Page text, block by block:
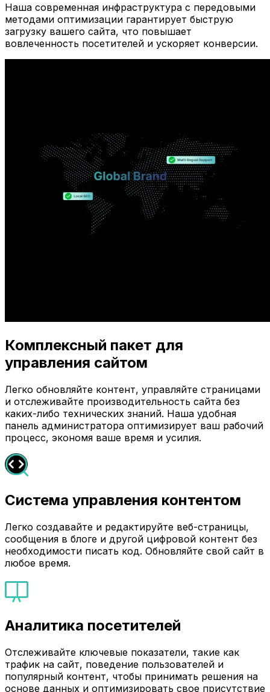
Наша современная инфраструктура с передовыми
методами оптимизации гарантирует быструю
загрузку вашего сайта, что повышает
вовлеченность посетителей и ускоряет конверсии.
Комплексный пакет для
управления сайтом
Легко обновляйте контент, управляйте страницами
и отслеживайте производительность сайта без
каких-либо технических знаний. Наша удобная
панель администратора оптимизирует ваш рабочий
процесс, экономя ваше время и усилия.
Система управления контентом
Легко создавайте и редактируйте веб-страницы,
сообщения в блоге и другой цифровой контент без
необходимости писать код. Обновляйте свой сайт в
любое время.
Аналитика посетителей
Отслеживайте ключевые показатели, такие как
трафик на сайт, поведение пользователей и
популярный контент, чтобы принимать решения на
основе данных и оптимизировать свое присутствие